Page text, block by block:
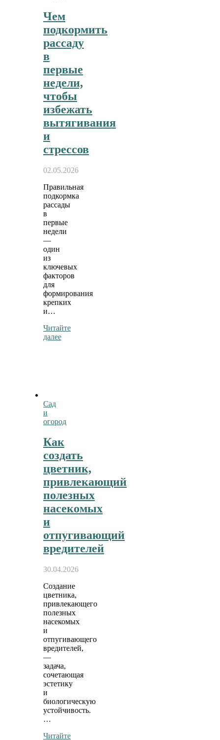
Чем
подкормить
рассаду
в
первые
недели,
чтобы
избежать
вытягивания
и
стрессов
02.05.2026
Правильная
подкормка
рассады
в
первые
недели
—
один
из
ключевых
факторов
для
формирования
крепких
и…
Читайте
далее
Сад
и
огород
Как
создать
цветник,
привлекающий
полезных
насекомых
и
отпугивающий
вредителей
30.04.2026
Создание
цветника,
привлекающего
полезных
насекомых
и
отпугивающего
вредителей,
—
задача,
сочетающая
эстетику
и
биологическую
устойчивость.
…
Читайте